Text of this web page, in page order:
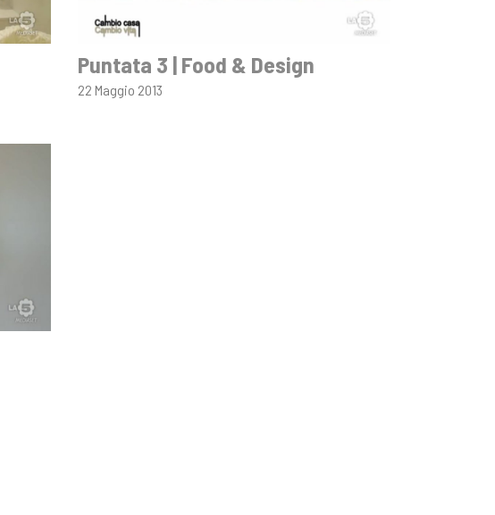
Puntata 3 | Food & Design
22 Maggio 2013